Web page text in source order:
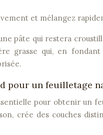
et mélangez
pâte qui restera
grasse qui, en
pour un feuilletage
pour obtenir un
crée des couches